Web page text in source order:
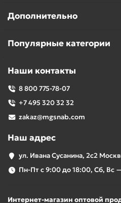
Дополнительно
Популярные категории
Наши контакты
8 800 775-78-07
+7 495 320 32 32
zakaz@mgsnab.com
Наш адрес
ул. Ивана Сусанина, 2с2
Пн-Пт с 9:00 до 18:00, Сб, Вс
Интернет-магазин оптовой